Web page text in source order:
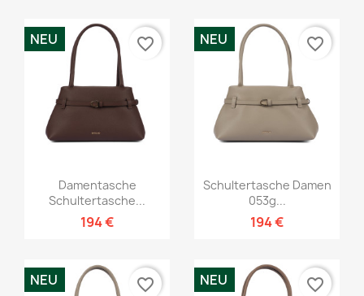
Damentasche
Schultertasche...
194 €
NEU favorite_border
Schultertasche Damen
053g...
194 €
NEU favorite_border
NEU favorite_border NEU favorite_border